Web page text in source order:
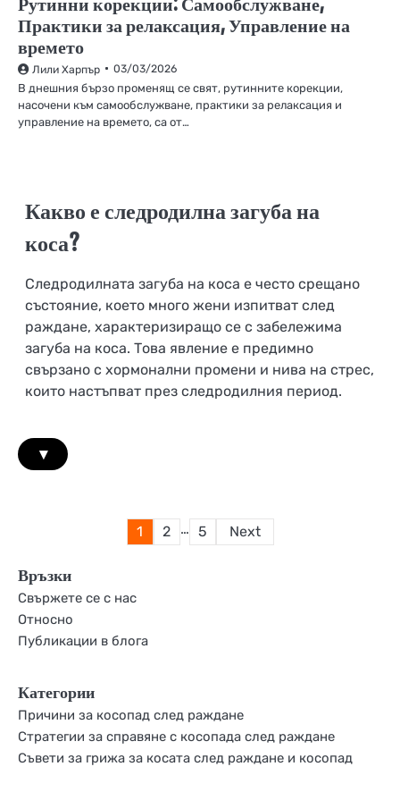
Практики за релаксация, Управление на
времето
Лили Харпър 03/03/2026
В днешния бързо променящ се свят, рутинните корекции,
насочени към самообслужване, практики за релаксация и
управление на времето, са от…
Какво е следродилна загуба на
коса?
Следродилната загуба на коса е често срещано
състояние, което много жени изпитват след
раждане, характеризиращо се с забележима
загуба на коса. Това явление е предимно
свързано с хормонални промени и нива на стрес,
които настъпват през следродилния период.
▾
Posts
1 2 … 5 Next
Връзки
Свържете се с нас
Относно
Публикации в блога
Категории
Причини за косопад след раждане
Стратегии за справяне с косопада след раждане
Съвети за грижа за косата след раждане и косопад